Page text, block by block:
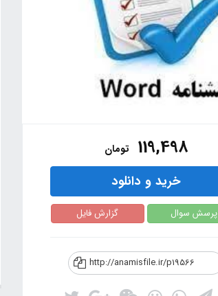
119,498 تومان
خرید و دانلود
پرسش سوال گزارش فایل
http://anamisfile.ir/p19566